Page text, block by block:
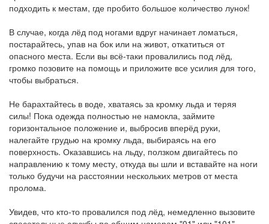
подходить к местам, где пробито большое количество лунок!
В случае, когда лёд под ногами вдруг начинает ломаться,
постарайтесь, упав на бок или на живот, откатиться от
опасного места. Если вы всё-таки провалились под лёд,
громко позовите на помощь и приложите все усилия для того,
чтобы выбраться.
Не барахтайтесь в воде, хватаясь за кромку льда и теряя
силы! Пока одежда полностью не намокла, займите
горизонтальное положение и, выбросив вперёд руки,
налегайте грудью на кромку льда, выбираясь на его
поверхность. Оказавшись на льду, ползком двигайтесь по
направлению к тому месту, откуда вы шли и вставайте на ноги
только будучи на расстоянии нескольких метров от места
пролома.
Увидев, что кто-то провалился под лёд, немедленно вызовите